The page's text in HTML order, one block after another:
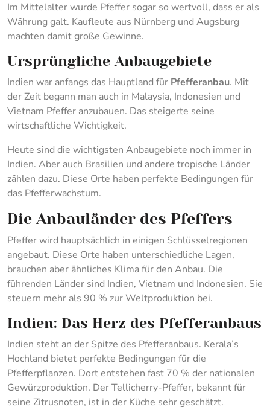
Im Mittelalter wurde Pfeffer sogar so wertvoll, dass er als
Währung galt. Kaufleute aus Nürnberg und Augsburg
machten damit große Gewinne.
Ursprüngliche Anbaugebiete
Indien war anfangs das Hauptland für Pfefferanbau. Mit
der Zeit begann man auch in Malaysia, Indonesien und
Vietnam Pfeffer anzubauen. Das steigerte seine
wirtschaftliche Wichtigkeit.
Heute sind die wichtigsten Anbaugebiete noch immer in
Indien. Aber auch Brasilien und andere tropische Länder
zählen dazu. Diese Orte haben perfekte Bedingungen für
das Pfefferwachstum.
Die Anbauländer des Pfeffers
Pfeffer wird hauptsächlich in einigen Schlüsselregionen
angebaut. Diese Orte haben unterschiedliche Lagen,
brauchen aber ähnliches Klima für den Anbau. Die
führenden Länder sind Indien, Vietnam und Indonesien. Sie
steuern mehr als 90 % zur Weltproduktion bei.
Indien: Das Herz des Pfefferanbaus
Indien steht an der Spitze des Pfefferanbaus. Kerala’s
Hochland bietet perfekte Bedingungen für die
Pfefferpflanzen. Dort entstehen fast 70 % der nationalen
Gewürzproduktion. Der Tellicherry-Pfeffer, bekannt für
seine Zitrusnoten, ist in der Küche sehr geschätzt.